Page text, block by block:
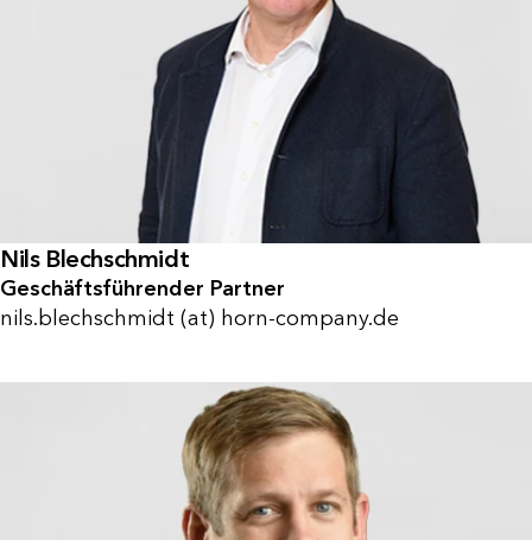
Nils Blechschmidt
Geschäftsführender Partner
nils.blechschmidt (at) horn-company.de